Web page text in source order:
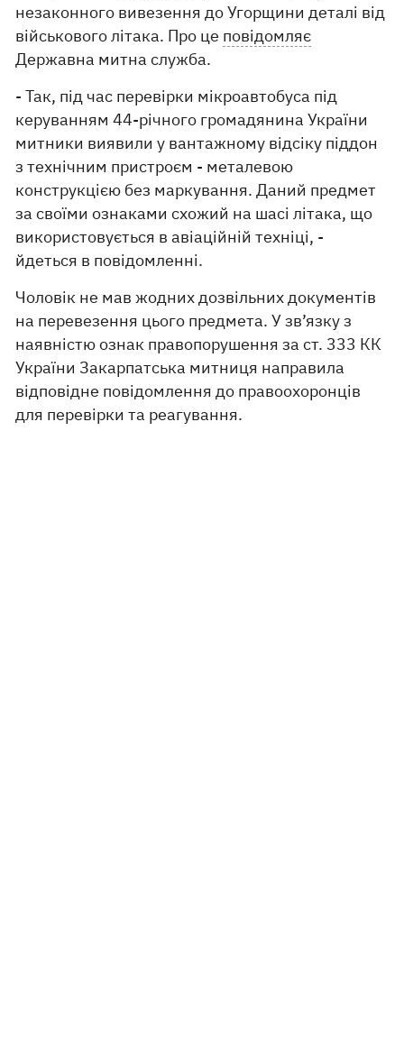
незаконного вивезення до Угорщини деталі від
військового літака. Про це повідомляє
Державна митна служба.
- Так, під час перевірки мікроавтобуса під
керуванням 44-річного громадянина України
митники виявили у вантажному відсіку піддон
з технічним пристроєм - металевою
конструкцією без маркування. Даний предмет
за своїми ознаками схожий на шасі літака, що
використовується в авіаційній техніці, -
йдеться в повідомленні.
Чоловік не мав жодних дозвільних документів
на перевезення цього предмета. У зв’язку з
наявністю ознак правопорушення за ст. 333 КК
України Закарпатська митниця направила
відповідне повідомлення до правоохоронців
для перевірки та реагування.